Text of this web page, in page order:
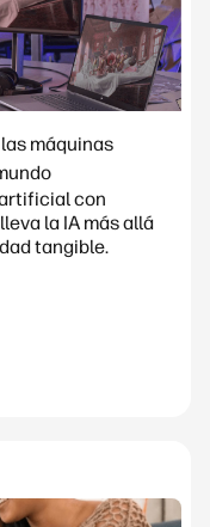
máquinas
con
la IA más allá
tangible.